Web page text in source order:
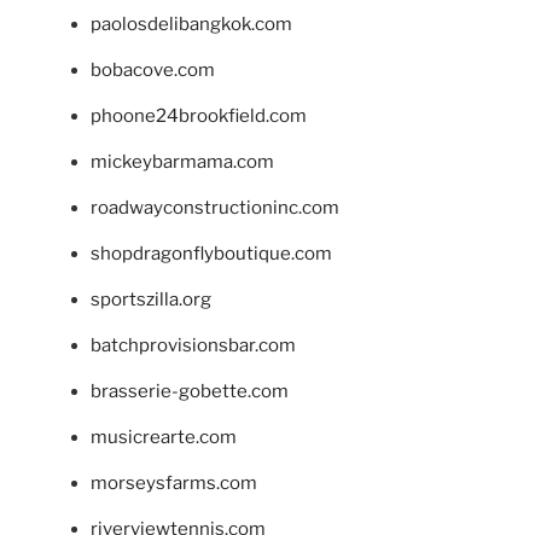
paolosdelibangkok.com
bobacove.com
phoone24brookfield.com
mickeybarmama.com
roadwayconstructioninc.com
shopdragonflyboutique.com
sportszilla.org
batchprovisionsbar.com
brasserie-gobette.com
musicrearte.com
morseysfarms.com
riverviewtennis.com